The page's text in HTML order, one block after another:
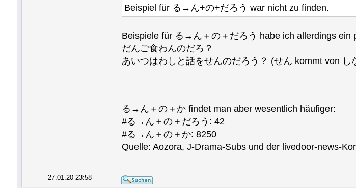
Beispiel für る→ん+の+だろう war nicht zu finden.
Beispiele für る→ん＋の＋だろう habe ich allerdings ein
だんご食わんのだろ？
あいつはわしと話をせんのだろう？ (せん kommt von し
る→ん＋の＋か findet man aber wesentlich häufiger:
#る→ん＋の＋だろう: 42
#る→ん＋の＋か: 8250
Quelle: Aozora, J-Drama-Subs und der livedoor-news-
27.01.20 23:58